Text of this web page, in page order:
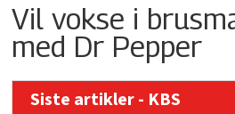
Vil vokse i
med Dr Pepper
Siste artikler - KBS